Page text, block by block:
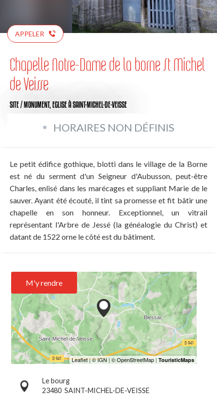
APPELER
Chapelle Notre-Dame de la borne St Michel
de Veisse
SITE / MONUMENT, EGLISEÀ SAINT-MICHEL-DE-VEISSE
HORAIRES NON DÉFINIS
Le petit édifice gothique, blotti dans le village de la Borne
est né du serment d'un Seigneur d'Aubusson, peut-être
Charles, enlisé dans les marécages et suppliant Marie de le
sauver. Ayant été écouté, il tint sa promesse et fit bâtir une
chapelle en son honneur. Exceptionnel, un vitrail
représentant l'Arbre de Jessé (la généalogie du Christ) et
datant de 1522 orne le côté est du bâtiment.
M'y rendre
Le bourg
23480 SAINT-MICHEL-DE-VEISSE